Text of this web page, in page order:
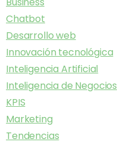
Chatbot
Desarrollo web
Innovación tecnológica
Inteligencia Artificial
Inteligencia de Negocios
KPIS
Marketing
Tendencias